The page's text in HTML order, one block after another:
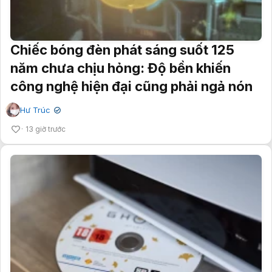
Chiếc bóng đèn phát sáng suốt 125
năm chưa chịu hỏng: Độ bền khiến
công nghệ hiện đại cũng phải ngả nón
Hư Trúc ✔
13 giờ trước